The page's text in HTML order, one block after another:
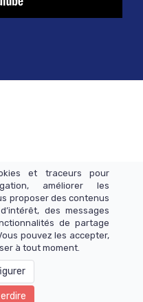
et traceurs pour
améliorer les
proposer des contenus
des messages
de partage
pouvez les accepter,
à tout moment.